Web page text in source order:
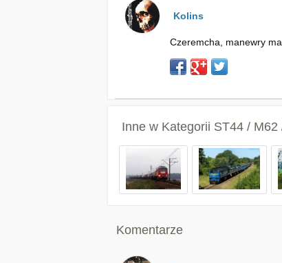
Kolins
Czeremcha, manewry
Inne w Kategorii ST44 / M62
Komentarze